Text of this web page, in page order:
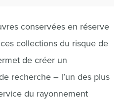
conservées en réserve
collections du risque de
de créer un
recherche – l’un des plus
du rayonnement